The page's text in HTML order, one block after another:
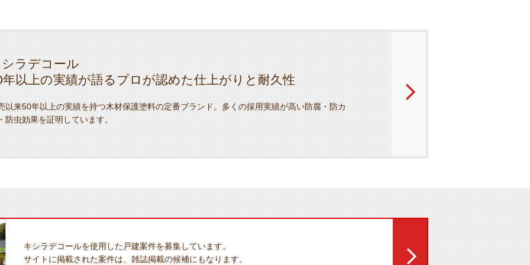
ラデコール
年以上の実績が語るプロが認めた仕上がりと耐久性
以来50年以上の実績を持つ木材保護塗料の定番ブランド。多くの採用実績が高い防腐・防カ
防虫効果を証明しています。
キシラデコールを使用した戸建案件を募集しています。
サイトに掲載された案件は、雑誌掲載の候補にもなります。